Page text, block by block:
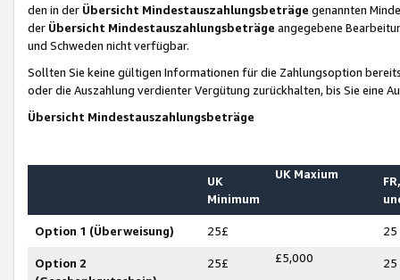
den in der Übersicht Mindestauszahlungsbeträge genannten
der Übersicht Mindestauszahlungsbeträge angegebene
und Schweden nicht verfügbar.
Sollten Sie keine gültigen Informationen für die Zahlungsoption
oder die Auszahlung verdienter Vergütung zurückhalten, bis Sie
Übersicht Mindestauszahlungsbeträge
UK
Minimum
UK Maxium
Option 1 (Überweisung) 25£ 25
Option 2
25£ £5,000 25